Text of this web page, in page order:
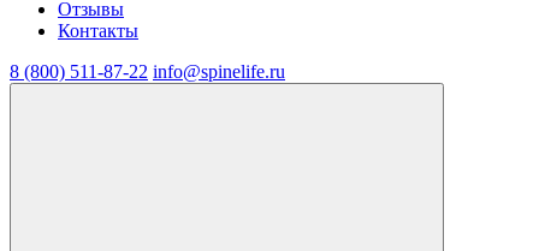
Отзывы
Контакты
8 (800) 511-87-22 info@spinelife.ru